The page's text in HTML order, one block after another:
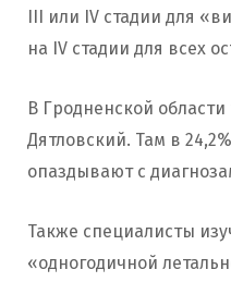
III или IV стадии для
на IV стадии для всех
В Гродненской
Дятловский. Там в
опаздывают с
Также специалисты
«одногодичной